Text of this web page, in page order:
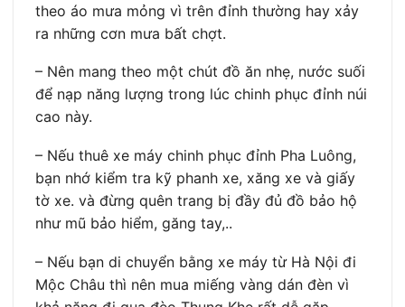
theo áo mưa mỏng vì trên đỉnh thường hay xảy
ra những cơn mưa bất chợt.
– Nên mang theo một chút đồ ăn nhẹ, nước suối
để nạp năng lượng trong lúc chinh phục đỉnh núi
cao này.
– Nếu thuê xe máy chinh phục đỉnh Pha Luông,
bạn nhớ kiểm tra kỹ phanh xe, xăng xe và giấy
tờ xe. và đừng quên trang bị đầy đủ đồ bảo hộ
như mũ bảo hiểm, găng tay,..
– Nếu bạn di chuyển bằng xe máy từ Hà Nội đi
Mộc Châu thì nên mua miếng vàng dán đèn vì